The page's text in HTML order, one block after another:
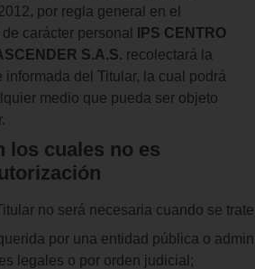
por regla general en el
carácter personal
IPS CENTRO
S.A.S. recolectará la
informada del Titular, la cual podrá
medio que pueda ser objeto
los cuales no es
no será necesaria cuando se
por una entidad pública o
legales o por orden judicial;